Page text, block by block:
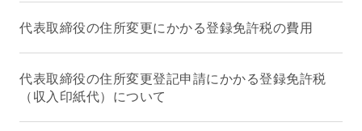
代表取締役の住所変更にかかる登録免許税の費用
代表取締役の住所変更登記申請にかかる登録免許税
（収入印紙代）について